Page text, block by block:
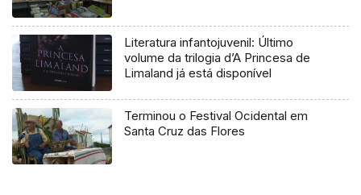
Literatura infantojuvenil: Último
volume da trilogia d’A Princesa de
Limaland já está disponível
Terminou o Festival Ocidental em
Santa Cruz das Flores